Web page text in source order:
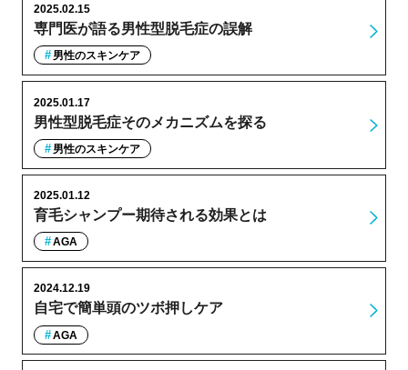
専門医が語る男性型脱毛症の誤解
2025.02.15
男性のスキンケア
男性型脱毛症そのメカニズムを探る
2025.01.17
男性のスキンケア
育毛シャンプー期待される効果とは
2025.01.12
AGA
自宅で簡単頭のツボ押しケア
2024.12.19
AGA